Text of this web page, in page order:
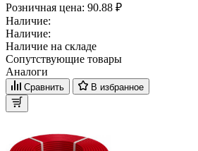
Розничная цена: 90.88 ₽
Наличие:
Наличие:
Наличие на складе
Сопутствующие товары
Аналоги
Сравнить В избранное